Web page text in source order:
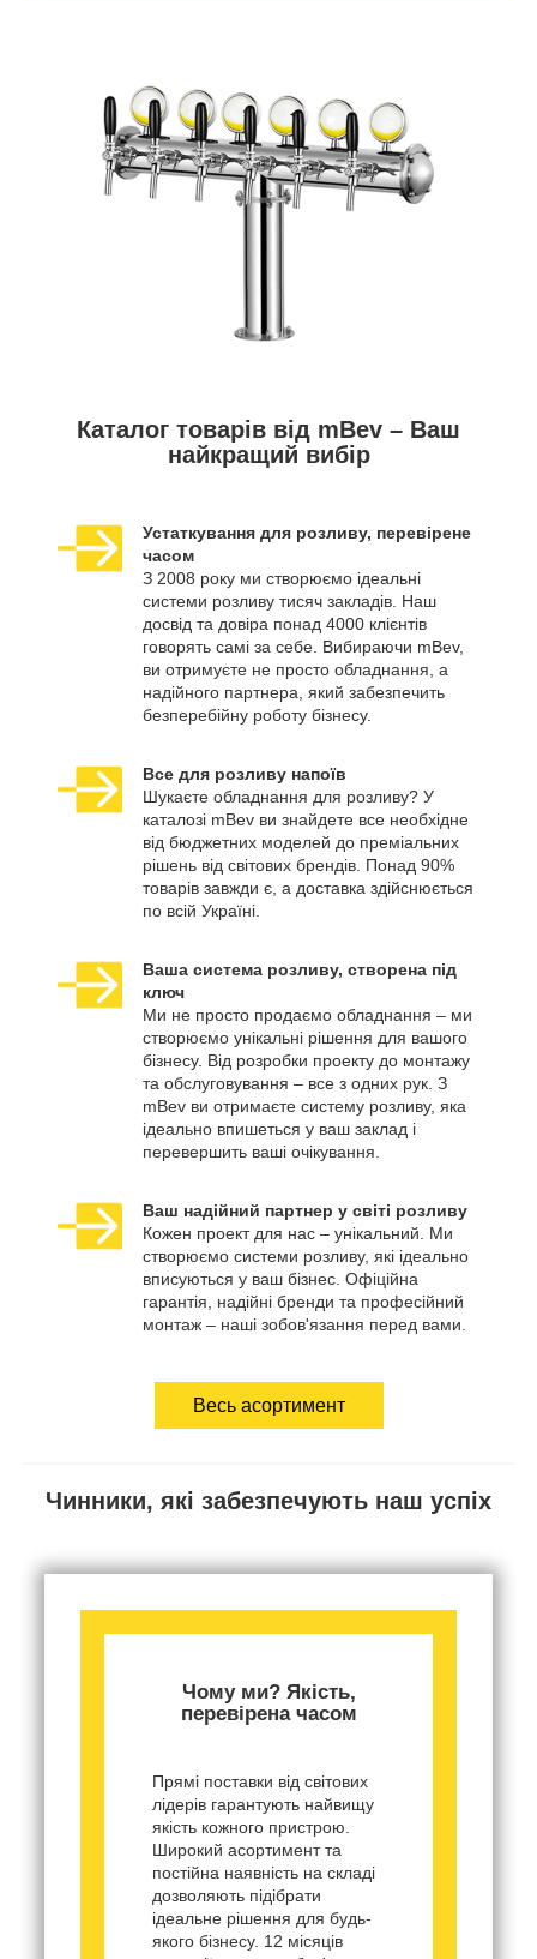
Каталог товарів від mBev – Ваш
найкращий вибір
Устаткування для розливу, перевірене
часом
З 2008 року ми створюємо ідеальні
системи розливу тисяч закладів. Наш
досвід та довіра понад 4000 клієнтів
говорять самі за себе. Вибираючи mBev,
ви отримуєте не просто обладнання, а
надійного партнера, який забезпечить
безперебійну роботу бізнесу.
Все для розливу напоїв
Шукаєте обладнання для розливу? У
каталозі mBev ви знайдете все необхідне
від бюджетних моделей до преміальних
рішень від світових брендів. Понад 90%
товарів завжди є, а доставка здійснюється
по всій Україні.
Ваша система розливу, створена під
ключ
Ми не просто продаємо обладнання – ми
створюємо унікальні рішення для вашого
бізнесу. Від розробки проекту до монтажу
та обслуговування – все з одних рук. З
mBev ви отримаєте систему розливу, яка
ідеально впишеться у ваш заклад і
перевершить ваші очікування.
Ваш надійний партнер у світі розливу
Кожен проект для нас – унікальний. Ми
створюємо системи розливу, які ідеально
вписуються у ваш бізнес. Офіційна
гарантія, надійні бренди та професійний
монтаж – наші зобов'язання перед вами.
Весь асортимент
Чинники, які забезпечують наш успіх
Чому ми? Якість,
перевірена часом
Прямі поставки від світових
лідерів гарантують найвищу
якість кожного пристрою.
Широкий асортимент та
постійна наявність на складі
дозволяють підібрати
ідеальне рішення для будь-
якого бізнесу. 12 місяців